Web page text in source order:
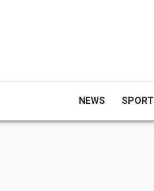
NEWS SPORT